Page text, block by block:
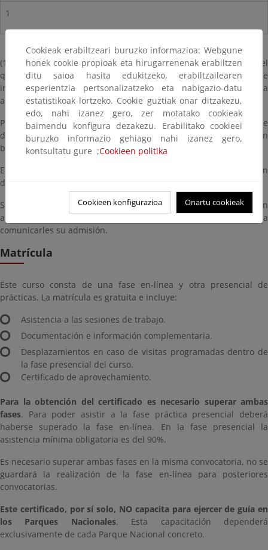
1
(1) Documento emitido por el centro de trabajo (o autónomo) en el
que se indique que la empresa realiza sus labores en el área de
influencia socioeconómica del parque y que el solicitante trabaja
actualmente en dicha empresa.
Puede utilizar como modelo orientativo“certificado empresa”
que
deberá adjuntar con su solicitud para obtener los puntos según
baremo.
En caso de igualdad de puntuación se tendrá en cuenta el orden
de llegada de las solicitudes.
Se contactará telefónicamente y/o por correo electrónico sólo con
aquellas personas que hayan sido seleccionadas, para
comunicarles su admisión.
Matrícula
Este curso consta de una fase en-línea y otra presencial de
prácticas. La matrícula es gratuita e incluye:
Asistencia a las sesiones de trabajo.
Documentación e información complementaria.
Desplazamientos en caso de visitas programadas dentro de
la fase presencial del curso.
Certificado de aprovechamiento.
Para la obtención del certificado es necesario superar ambas
fases. Para poder asistir a la fase práctica presencial deberá
haberse superado la fase en-línea. En la fase presencial la
asistencia mínima obligatoria es del 90%.
Es necesario superar ambas fases en la misma convocatoria, no se
guardará la realización de la fase en-línea para posteriores
convocatorias.
Este certificado, por sí solo, NO capacita para ejercer de guía en
los Parques Nacionales. Esta capacitación dependerá
exclusivamente de cada Parque Nacional concreto.
Cookieak erabiltzeari buruzko informazioa: Webgune
honek cookie propioak eta hirugarrenenak erabiltzen
ditu saioa hasita edukitzeko, erabiltzailearen
esperientzia pertsonalizatzeko eta nabigazio-datu
estatistikoak lortzeko. Cookie guztiak onar ditzakezu,
edo, nahi izanez gero, zer motatako cookieak
baimendu konfigura dezakezu. Erabilitako cookieei
buruzko informazio gehiago nahi izanez gero,
kontsultatu gure ;Cookieen politika
Cookieen konfigurazioa Onartu cookieak